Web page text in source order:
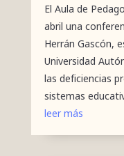
El Aula de
abril una
Herrán Gascón,
Universidad
las deficiencias
sistemas
leer más